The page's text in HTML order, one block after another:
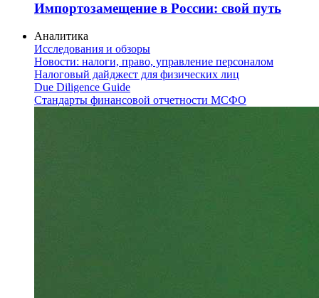
Импортозамещение в России: свой путь
Аналитика
Исследования и обзоры
Новости: налоги, право, управление персоналом
Налоговый дайджест для физических лиц
Due Diligence Guide
Стандарты финансовой отчетности МСФО